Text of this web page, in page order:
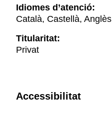
Idiomes d’atenció:
Català, Castellà, Anglès
Titularitat:
Privat
Accessibilitat